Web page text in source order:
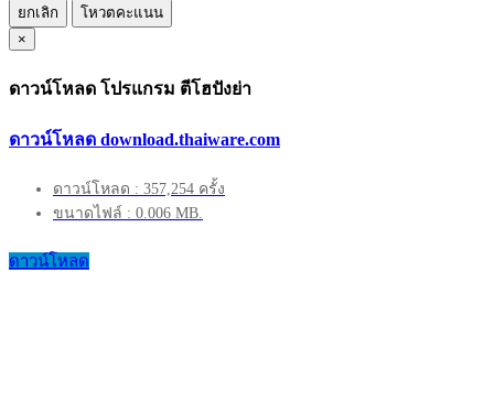
ยกเลิก
โหวตคะแนน
×
ดาวน์โหลด โปรแกรม ตีโฮปังย่า
ดาวน์โหลด download.thaiware.com
ดาวน์โหลด : 357,254 ครั้ง
ขนาดไฟล์ : 0.006 MB.
ดาวน์โหลด